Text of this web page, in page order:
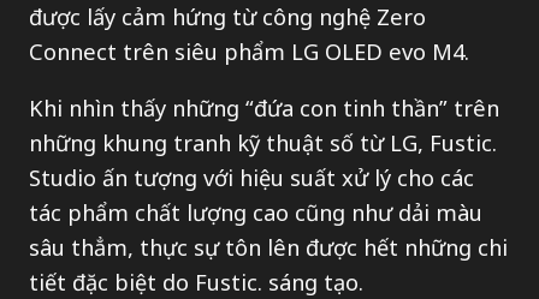
được lấy cảm hứng từ công nghệ Zero
Connect trên siêu phẩm LG OLED evo M4.
Khi nhìn thấy những “đứa con tinh thần” trên
những khung tranh kỹ thuật số từ LG, Fustic.
Studio ấn tượng với hiệu suất xử lý cho các
tác phẩm chất lượng cao cũng như dải màu
sâu thẳm, thực sự tôn lên được hết những chi
tiết đặc biệt do Fustic. sáng tạo.